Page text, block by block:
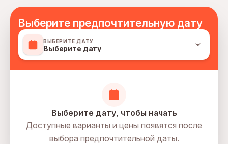
Mobile or paper ticket accepted
Выберите предпочтительную дату
ВЫБЕРИТЕ ДАТУ
Выберите дату
Выберите дату, чтобы начать
Доступные варианты и цены появятся после
выбора предпочтительной даты.